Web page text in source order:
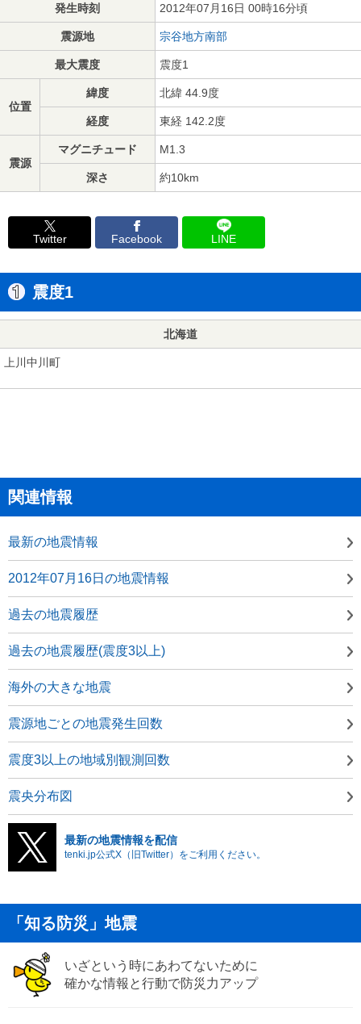
発生時刻 2012年07月16日 00時16分頃
震源地 宗谷地方南部
最大震度 震度1
位置
緯度 北緯 44.9度
経度 東経 142.2度
震源
マグニチュード M1.3
深さ 約10km
Twitter Facebook LINE
震度1
北海道
上川中川町
関連情報
最新の地震情報
2012年07月16日の地震情報
過去の地震履歴
過去の地震履歴(震度3以上)
海外の大きな地震
震源地ごとの地震発生回数
震度3以上の地域別観測回数
震央分布図
最新の地震情報を配信
tenki.jp公式X（旧Twitter）をご利用ください。
「知る防災」地震
いざという時にあわてないために
確かな情報と行動で防災力アップ